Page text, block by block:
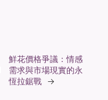
鮮花價格爭議：情感
需求與市場現實的永
恆拉鋸戰
→